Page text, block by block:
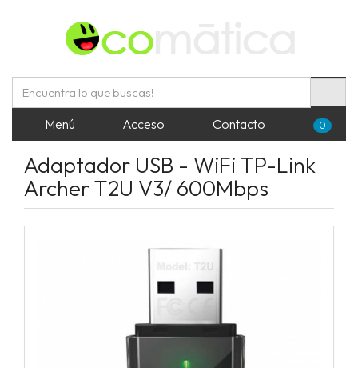
Menú Acceso Contacto 0
Adaptador USB - WiFi TP-Link
Archer T2U V3/ 600Mbps